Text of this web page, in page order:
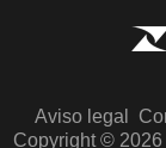
Aviso legal
Copyright ©